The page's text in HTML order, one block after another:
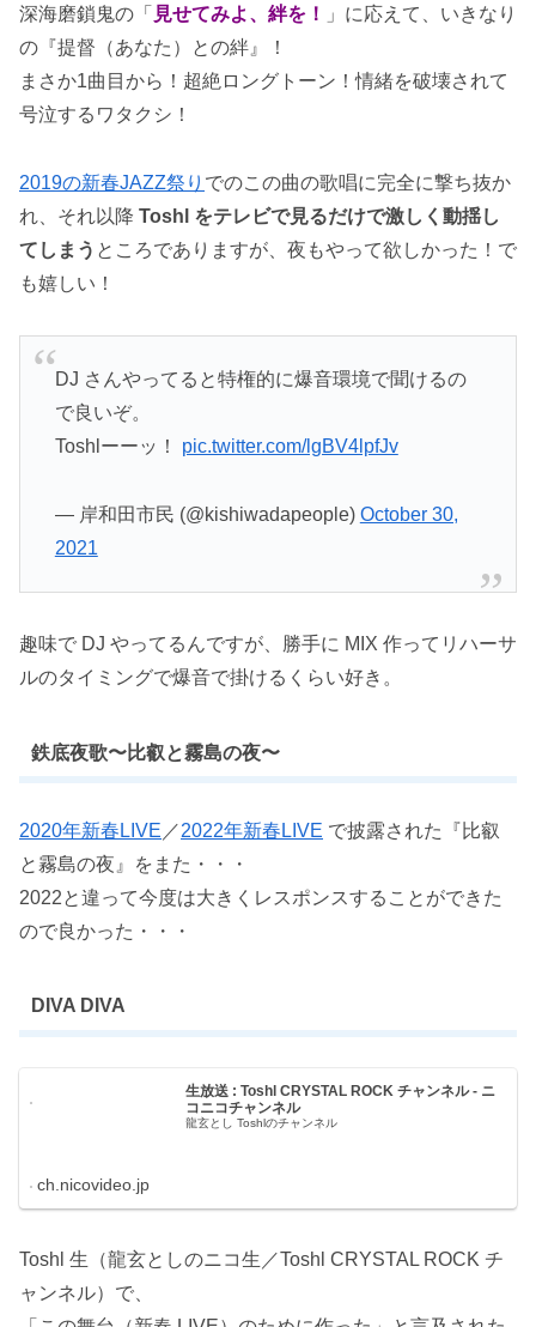
深海磨鎖鬼の「 見せてみよ、絆を！
」に応えて、いきなり
の『提督（あなた）との絆』！
まさか1曲目から！超絶ロングトーン！情緒を破壊されて
号泣するワタクシ！
2019の新春JAZZ祭り でのこの曲の歌唱に完全に撃ち抜か
れ、それ以降 Toshl をテレビで見るだけで激しく動揺し
てしまう ところでありますが、夜もやって欲しかった！で
も嬉しい！
DJ さんやってると特権的に爆音環境で聞けるの
で良いぞ。
Toshlーーッ！ pic.twitter.com/lgBV4lpfJv
— 岸和田市民 (@kishiwadapeople) October 30,
2021
趣味で DJ やってるんですが、勝手に MIX 作ってリハーサ
ルのタイミングで爆音で掛けるくらい好き。
鉄底夜歌〜比叡と霧島の夜〜
2020年新春LIVE ／2022年新春LIVE で披露された『比叡
と霧島の夜』をまた・・・
2022と違って今度は大きくレスポンスすることができた
ので良かった・・・
DIVA DIVA
生放送 : Toshl CRYSTAL ROCK チャンネル - ニ
コニコチャンネル
龍玄とし Toshlのチャンネル
ch.nicovideo.jp
Toshl 生（龍玄としのニコ生／Toshl CRYSTAL ROCK チ
ャンネル）で、